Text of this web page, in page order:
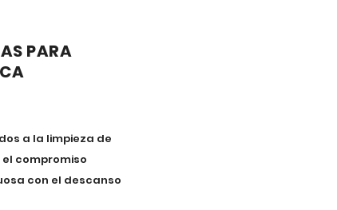
PARA
a la limpieza de
compromiso
con el descanso